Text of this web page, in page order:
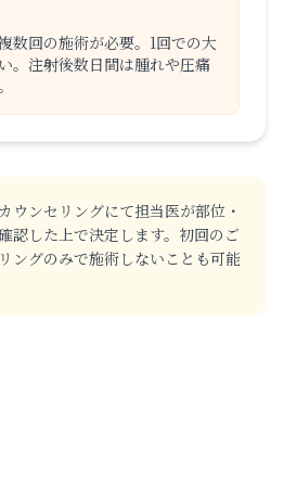
数回の施術が必要。1回での大
。注射後数日間は腫れや圧痛
ウンセリングにて担当医が部位・
認した上で決定します。初回のご
ングのみで施術しないことも可能